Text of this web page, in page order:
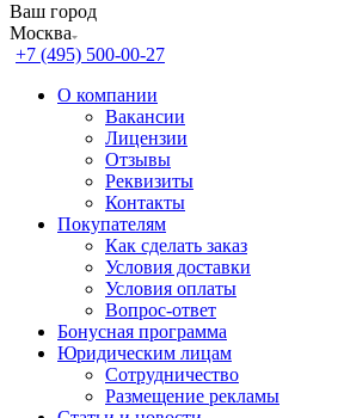
Ваш город
Москва
+7 (495) 500-00-27
О компании
Вакансии
Лицензии
Отзывы
Реквизиты
Контакты
Покупателям
Как сделать заказ
Условия доставки
Условия оплаты
Вопрос-ответ
Бонусная программа
Юридическим лицам
Сотрудничество
Размещение рекламы